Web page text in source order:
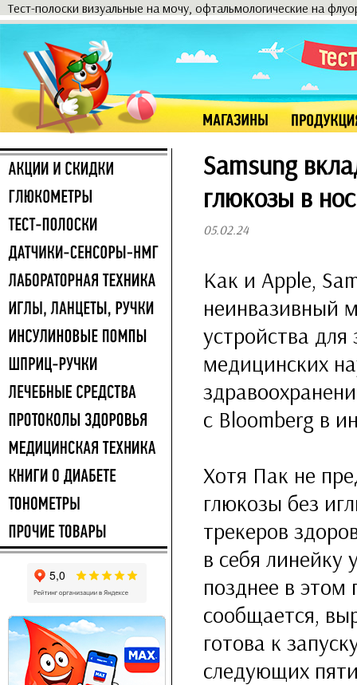
Тест-полоски визуальные на мочу, офтальмологические на
Samsung
глюкозы в
05.02.24
Как и Apple,
неинвазивный
устройства
медицинских
с Bloomberg в
Хотя Пак не
глюкозы без
трекеров
в себя линейку
позднее в этом
сообщается,
готова к
следующих